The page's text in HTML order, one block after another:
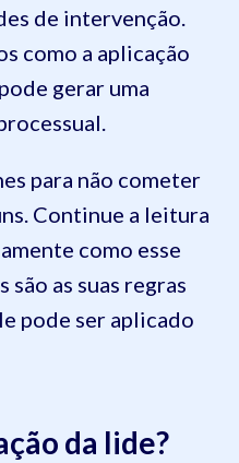
de intervenção.
como a aplicação
gerar uma
para não cometer
Continue a leitura
como esse
as suas regras
pode ser aplicado
da lide?